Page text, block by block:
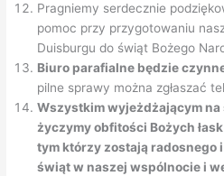
Pragniemy serdecznie
pomoc przy przygotowaniu
Duisburgu do świąt Bożego
Biuro parafialne będzie
pilne sprawy można zgłaszać
Wszystkim wyjeżdżającym na
życzymy obfitości Bożych
tym którzy zostają radosnego
świąt w naszej wspólnocie i